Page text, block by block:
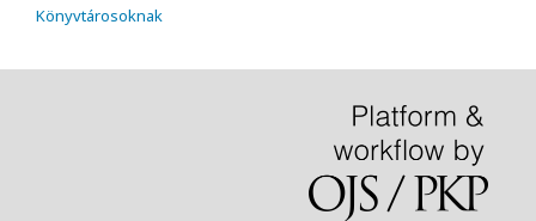
Könyvtárosoknak